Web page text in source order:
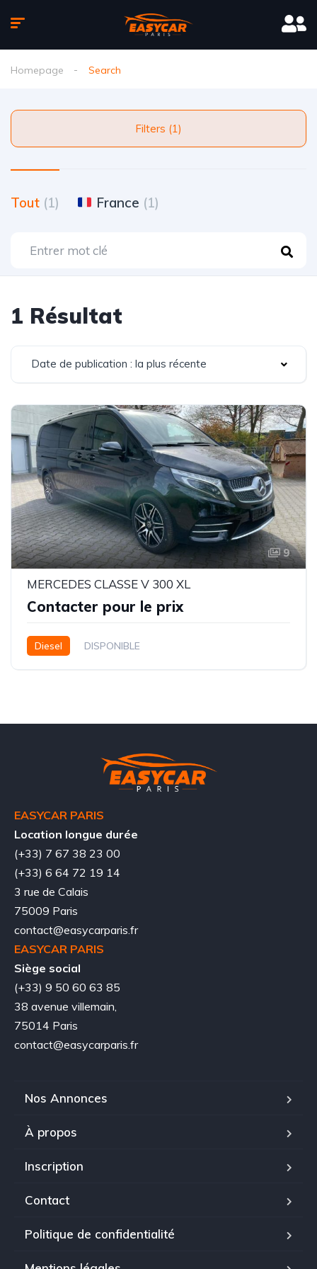
Homepage Search
Filters (1)
Tout (1) France (1)
1 Résultat
Date de publication : la plus récente
9
MERCEDES CLASSE V 300 XL
Contacter pour le prix
Diesel DISPONIBLE
EASYCAR PARIS
Location longue durée
(+33) 7 67 38 23 00
(+33) 6 64 72 19 14
3 rue de Calais
75009 Paris
contact@easycarparis.fr
EASYCAR PARIS
Siège social
(+33) 9 50 60 63 85
38 avenue villemain,
75014 Paris
contact@easycarparis.fr
Nos Annonces
À propos
Inscription
Contact
Politique de confidentialité